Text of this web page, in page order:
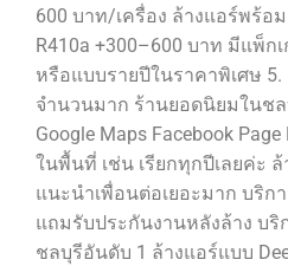
600 บาท/เครื่อง ล้างแอร์พร้อ
R410a +300–600 บาท มีแพ็ก
หรือแบบรายปีในราคาพิเศษ
จำนวนมาก ร้านยอดนิยมในช
Google Maps Facebook
ในพื้นที่ เช่น เรียกทุกปีเลยค่ะ
แนะนำเพื่อนต่อเยอะมาก บริก
แถมรับประกันงานหลังล้าง บริ
ชลบุรีอันดับ 1 ล้างแอร์แบบ